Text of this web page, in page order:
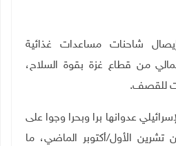
شاحنات مساعدات غذائية
من قطاع غزة بقوة السلاح،
للقصف.
عدوانها برا وبحرا وجوا على
الأول/أكتوبر الماضي، ما